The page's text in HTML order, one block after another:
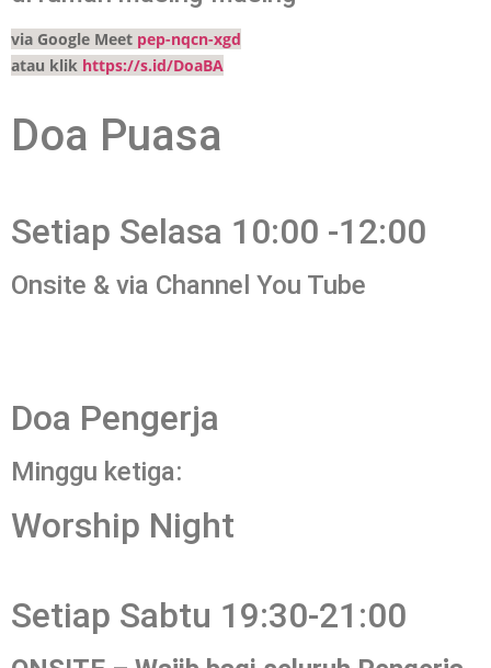
via Google Meet pep-nqcn-xgd
atau klik https://s.id/DoaBA
Doa Puasa
Setiap Selasa 10:00 -12:00
Onsite & via Channel You Tube
Doa Pengerja
Minggu ketiga:
Worship Night
Setiap Sabtu 19:30-21:00